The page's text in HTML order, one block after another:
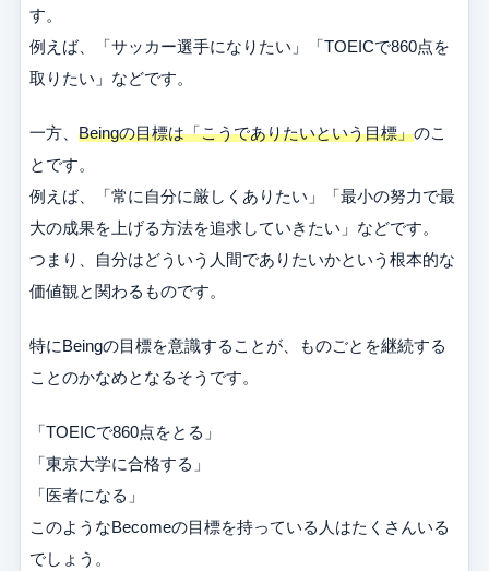
す。
例えば、「サッカー選手になりたい」「TOEICで860点を
取りたい」などです。
一方、 Beingの目標は「こうでありたいという目標」のこ
とです。
例えば、「常に自分に厳しくありたい」「最小の努力で最
大の成果を上げる方法を追求していきたい」などです。
つまり、自分はどういう人間でありたいかという根本的な
価値観と関わるものです。
特にBeingの目標を意識することが、ものごとを継続する
ことのかなめとなるそうです。
「TOEICで860点をとる」
「東京大学に合格する」
「医者になる」
このようなBecomeの目標を持っている人はたくさんいる
でしょう。